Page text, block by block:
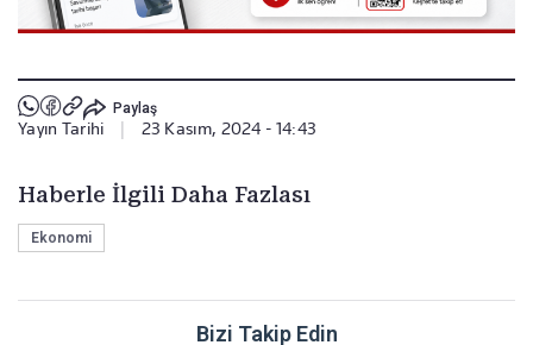
Paylaş
Yayın Tarihi 23 Kasım, 2024 - 14:43
Haberle İlgili Daha Fazlası
Ekonomi
Bizi Takip Edin